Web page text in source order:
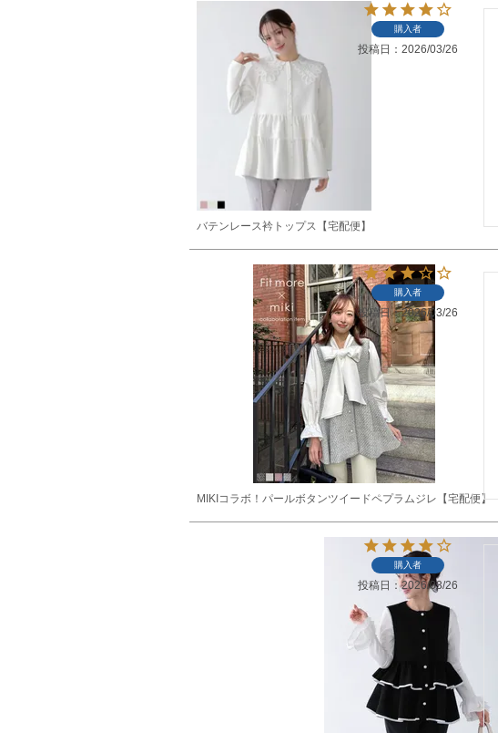
バテンレース衿トップス【宅配便】
購入者
投稿日 2026/03/26
MIKIコラボ！パールボタンツイードペプラムジレ【宅配便】
購入者
投稿日 2026/03/26
購入者
投稿日 2026/03/26